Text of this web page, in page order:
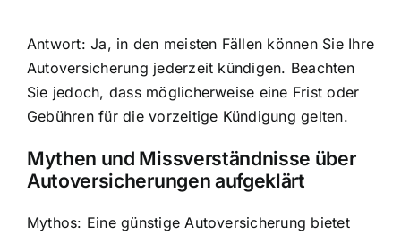
Antwort: Ja, in den meisten Fällen können Sie Ihre
Autoversicherung jederzeit kündigen. Beachten
Sie jedoch, dass möglicherweise eine Frist oder
Gebühren für die vorzeitige Kündigung gelten.
Mythen und Missverständnisse über
Autoversicherungen aufgeklärt
Mythos: Eine günstige Autoversicherung bietet